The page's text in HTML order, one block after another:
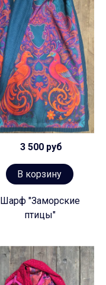
3 500 руб
В корзину
Шарф "Заморские
птицы"